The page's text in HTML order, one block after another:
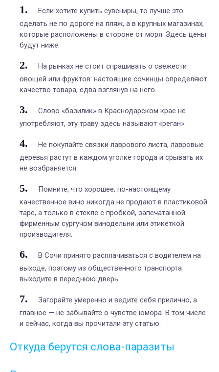
Если хотите купить сувениры, то лучше это
сделать не по дороге на пляж, а в крупных магазинах,
которые расположены в стороне от моря. Здесь цены
будут ниже.
На рынках не стоит спрашивать о свежести
овощей или фруктов: настоящие сочинцы определяют
качество товара, едва взглянув на него.
Слово «базилик» в Краснодарском крае не
употребляют, эту траву здесь называют «реган».
Не покупайте связки лаврового листа, лавровые
деревья растут в каждом уголке города и срывать их
не возбраняется.
Помните, что хорошее, по-настоящему
качественное вино никогда не продают в пластиковой
таре, а только в стекле с пробкой, запечатанной
фирменным сургучом винодельни или этикеткой
производителя.
В Сочи принято расплачиваться с водителем на
выходе, поэтому из общественного транспорта
выходите в переднюю дверь.
Загорайте умеренно и ведите себя прилично, а
главное — не забывайте о чувстве юмора. В том числе
и сейчас, когда вы прочитали эту статью.
Откуда берутся слова-паразиты